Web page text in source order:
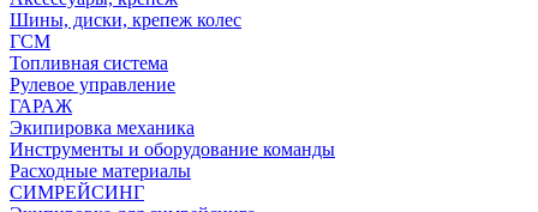
Шины, диски, крепеж колес
ГСМ
Топливная система
Рулевое управление
ГАРАЖ
Экипировка механика
Инструменты и оборудование команды
Расходные материалы
СИМРЕЙСИНГ